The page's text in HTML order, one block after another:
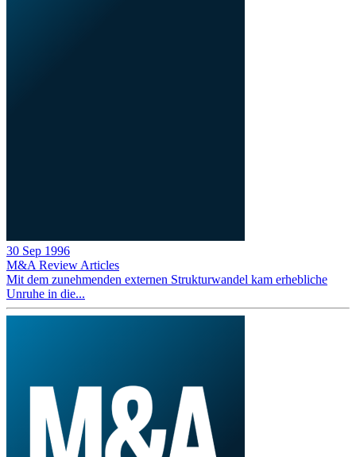
30 Sep 1996
M&A Review Articles
Mit dem zunehmenden externen Strukturwandel kam erhebliche
Unruhe in die...